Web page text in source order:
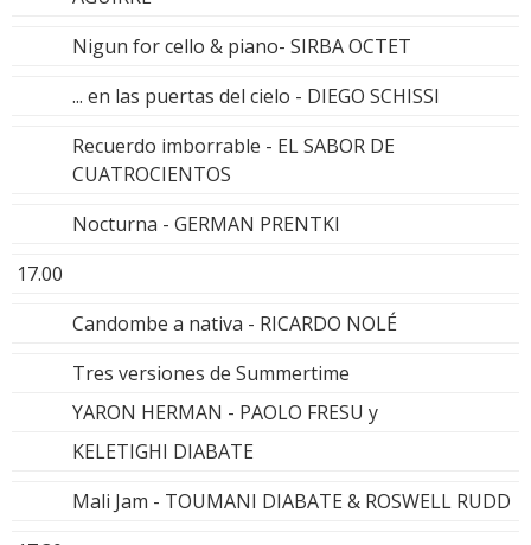
Nigun for cello & piano- SIRBA OCTET
... en las puertas del cielo - DIEGO SCHISSI
Recuerdo imborrable - EL SABOR DE
CUATROCIENTOS
Nocturna - GERMAN PRENTKI
17.00
Candombe a nativa - RICARDO NOLÉ
Tres versiones de Summertime
YARON HERMAN - PAOLO FRESU y
KELETIGHI DIABATE
Mali Jam - TOUMANI DIABATE & ROSWELL RUDD